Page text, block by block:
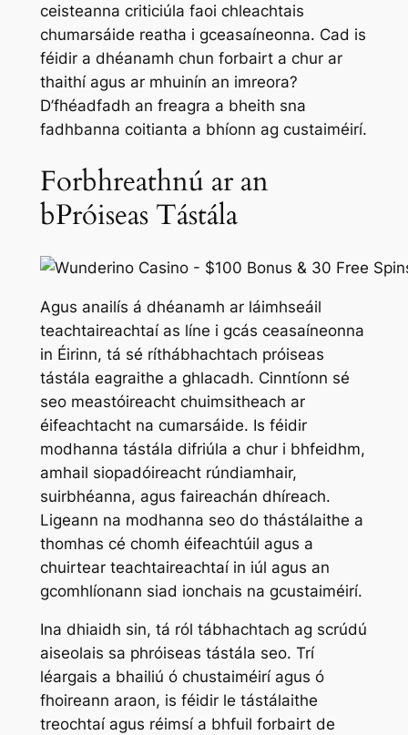
ceisteanna criticiúla faoi chleachtais
chumarsáide reatha i gceasaíneonna. Cad is
féidir a dhéanamh chun forbairt a chur ar
thaithí agus ar mhuinín an imreora?
D’fhéadfadh an freagra a bheith sna
fadhbanna coitianta a bhíonn ag custaiméirí.
Forbhreathnú ar an
bPróiseas Tástála
Agus anailís á dhéanamh ar láimhseáil
teachtaireachtaí as líne i gcás ceasaíneonna
in Éirinn, tá sé ríthábhachtach próiseas
tástála eagraithe a ghlacadh. Cinntíonn sé
seo meastóireacht chuimsitheach ar
éifeachtacht na cumarsáide. Is féidir
modhanna tástála difriúla a chur i bhfeidhm,
amhail siopadóireacht rúndiamhair,
suirbhéanna, agus faireachán dhíreach.
Ligeann na modhanna seo do thástálaithe a
thomhas cé chomh éifeachtúil agus a
chuirtear teachtaireachtaí in iúl agus an
gcomhlíonann siad ionchais na gcustaiméirí.
Ina dhiaidh sin, tá ról tábhachtach ag scrúdú
aiseolais sa phróiseas tástála seo. Trí
léargais a bhailiú ó chustaiméirí agus ó
fhoireann araon, is féidir le tástálaithe
treochtaí agus réimsí a bhfuil forbairt de